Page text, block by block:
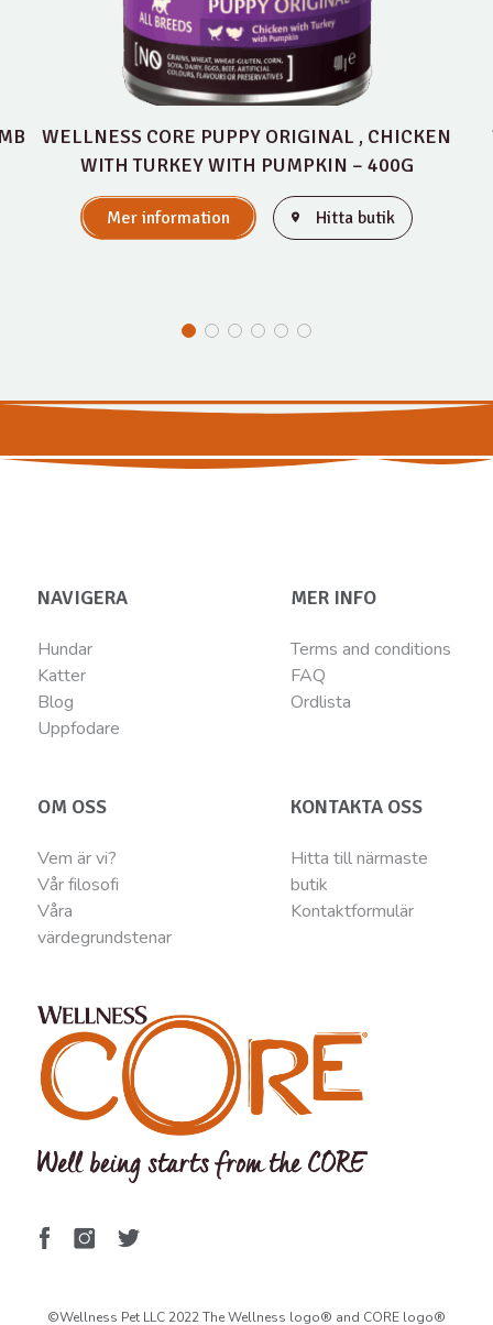
WELLNESS CORE PUPPY ORIGINAL , CHICKEN
WITH TURKEY WITH PUMPKIN – 400G
Mer information Hitta butik
NAVIGERA
Hundar
Katter
Blog
Uppfodare
MER INFO
Terms and conditions
FAQ
Ordlista
OM OSS
Vem är vi?
Vår filosofi
Våra
värdegrundstenar
KONTAKTA OSS
Hitta till närmaste
butik
Kontaktformulär
©Wellness Pet LLC 2022 The Wellness logo® and CORE logo®